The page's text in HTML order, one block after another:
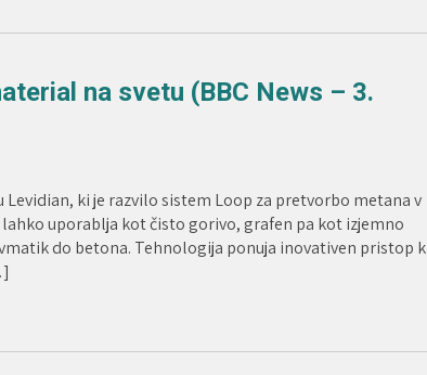
na svetu (BBC News – 3.
ki je razvilo sistem Loop za pretvorbo metana v
uporablja kot čisto gorivo, grafen pa kot izjemno
do betona. Tehnologija ponuja inovativen pristop k